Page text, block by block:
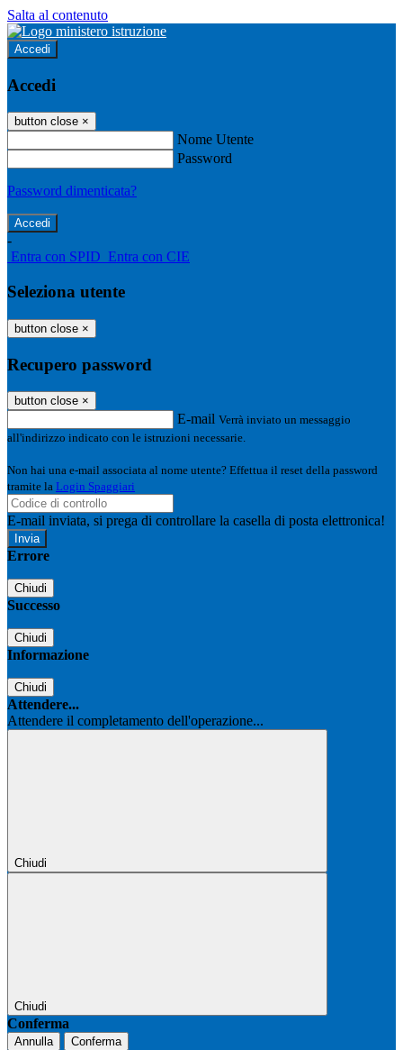
Salta al contenuto
Accedi
Accedi
button close ×
Nome Utente
Password
Password dimenticata?
-
Entra con SPID Entra con CIE
Seleziona utente
button close ×
Recupero password
button close ×
E-mail Verrà inviato un messaggio
all'indirizzo indicato con le istruzioni necessarie.
Non hai una e-mail associata al nome utente? Effettua il reset della password
tramite la Login Spaggiari
E-mail inviata, si prega di controllare la casella di posta elettronica!
Errore
Chiudi
Successo
Chiudi
Informazione
Chiudi
Attendere...
Attendere il completamento dell'operazione...
Chiudi
Chiudi
Conferma
Annulla Conferma